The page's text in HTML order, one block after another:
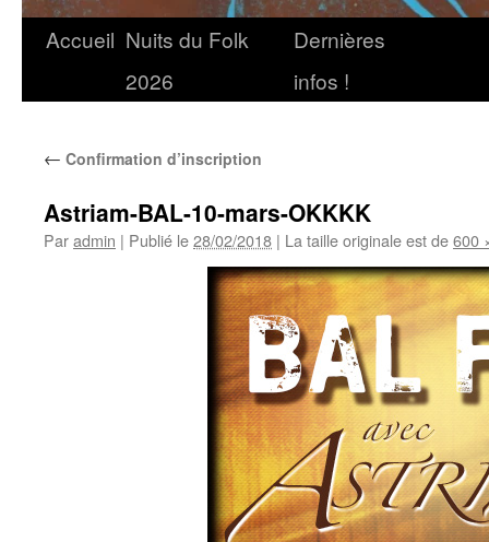
Accueil Nuits du Folk
2026
Dernières
infos !
← Confirmation d’inscription
Astriam-BAL-10-mars-OKKKK
Paradmin | Publié le28/02/2018 | La taille originale est de600